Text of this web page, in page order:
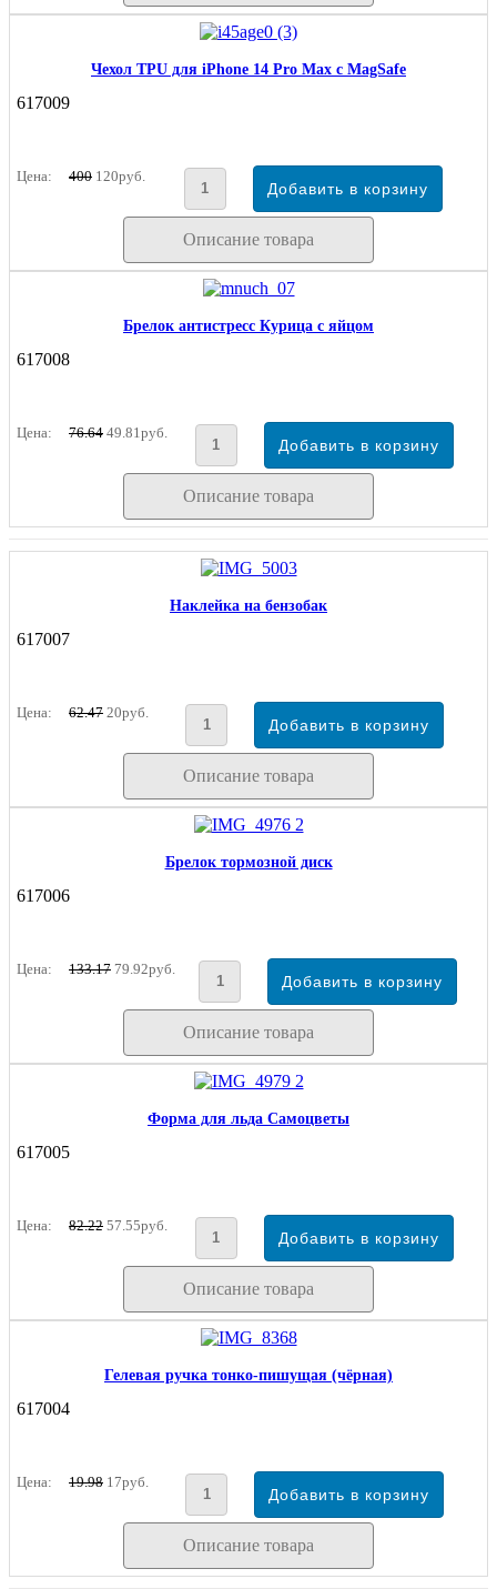
Чехол TPU для iPhone 14 Pro Max с MagSafe
617009
Цена: 400 120руб.
Описание товара
Брелок антистресс Курица с яйцом
617008
Цена: 76.64 49.81руб.
Описание товара
Наклейка на бензобак
617007
Цена: 62.47 20руб.
Описание товара
Брелок тормозной диск
617006
Цена: 133.17 79.92руб.
Описание товара
Форма для льда Самоцветы
617005
Цена: 82.22 57.55руб.
Описание товара
Гелевая ручка тонко-пишущая (чёрная)
617004
Цена: 19.98 17руб.
Описание товара